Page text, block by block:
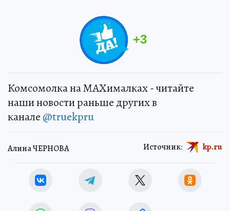
+3
Комсомолка на MAXималках - читайте
наши новости раньше других в
канале @truekpru
Алина ЧЕРНОВА Источник: kp.ru